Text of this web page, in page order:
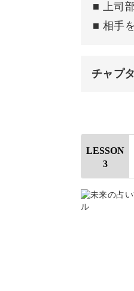
人間関係
今の運勢
これから
■ 上司
■ 相手
チャプ
星座
相
恋愛
上
LESSON
3